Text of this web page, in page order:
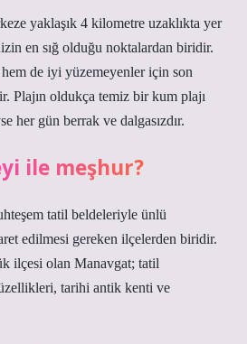
yaklaşık 4 kilometre uzaklıkta yer
en sığ olduğu noktalardan biridir.
de iyi yüzemeyenler için son
Plajın oldukça temiz bir kum plajı
her gün berrak ve dalgasızdır.
ile meşhur?
tatil beldeleriyle ünlü
edilmesi gereken ilçelerden biridir.
ilçesi olan Manavgat; tatil
tarihi antik kenti ve